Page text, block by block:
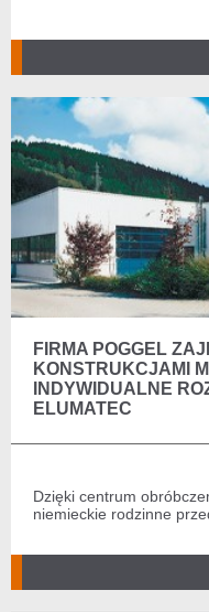
FIRMA POGGEL
KONSTRUKCJAMI
INDYWIDUALNE
ELUMATEC
Dzięki centrum
niemieckie rodzinne